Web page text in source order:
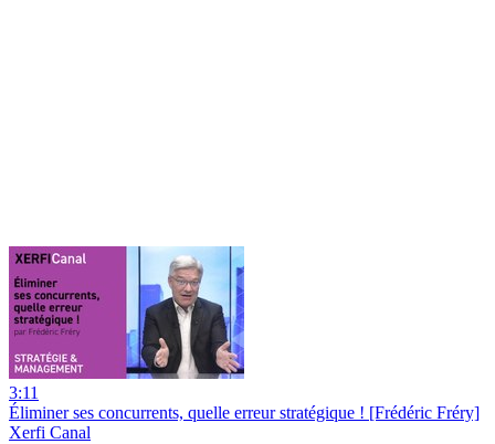
3:11
Éliminer ses concurrents, quelle erreur stratégique ! [Frédéric Fréry]
Xerfi Canal